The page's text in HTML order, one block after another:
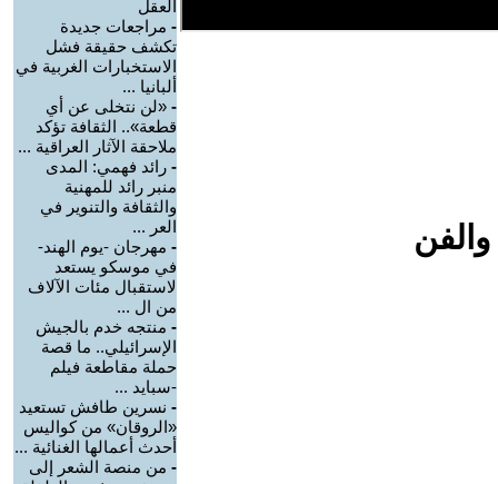
العقل
- مراجعات جديدة
تكشف حقيقة فشل
الاستخبارات الغربية في
ألبانيا ...
- «لن نتخلى عن أي
قطعة».. الثقافة تؤكد
ملاحقة الآثار العراقية ...
- رائد فهمي: المدى
منبر رائد للمهنية
والثقافة والتنوير في
العر ...
- مهرجان -يوم الهند-
في موسكو يستعد
لاستقبال مئات الآلاف
من ال ...
- منتجه خدم بالجيش
الإسرائيلي.. ما قصة
حملة مقاطعة فيلم
-سبايد ...
- نسرين طافش تستعيد
«الروقان» من كواليس
أحدث أعمالها الغنائية ...
- من منصة الشعر إلى